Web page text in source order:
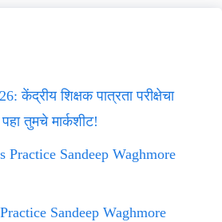
केंद्रीय शिक्षक पात्रता परीक्षेचा
तुमचे मार्कशीट!
Practice Sandeep Waghmore
Sandeep Waghmore